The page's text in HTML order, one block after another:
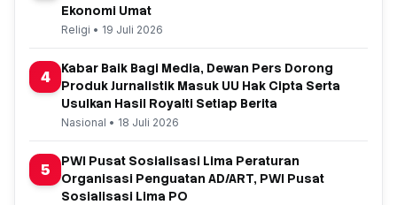
Ekonomi Umat
Religi • 19 Juli 2026
4
Kabar Baik Bagi Media, Dewan Pers Dorong
Produk Jurnalistik Masuk UU Hak Cipta Serta
Usulkan Hasil Royalti Setiap Berita
Nasional • 18 Juli 2026
5
PWI Pusat Sosialisasi Lima Peraturan
Organisasi Penguatan AD/ART, PWI Pusat
Sosialisasi Lima PO